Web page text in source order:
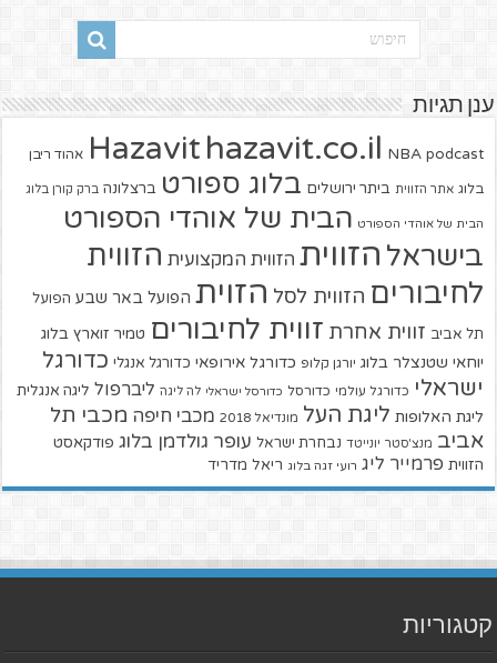
ענן תגיות
Hazavit hazavit.co.il NBA podcast אהוד ריבן
בלוג אתר הזווית ביתר ירושלים בלוג ספורט ברצלונה ברק קורן בלוג
הבית של אוהדי הספורט הבית של אוהדי הספורט
בישראל הזווית הזווית המקצועית הזווית
לחיבורים הזווית לסל הזוית הפועל באר שבע הפועל
תל אביב זווית אחרת זווית לחיבורים טמיר זוארץ בלוג
יוחאי שטנצלר בלוג יורגן קלופ כדורגל אירופאי כדורגל אנגלי כדורגל
ישראלי כדורגל עולמי כדורסל כדורסל ישראלי לה ליגה ליברפול ליגה אנגלית
ליגת האלופות ליגת העל מונדיאל 2018 מכבי חיפה מכבי תל
אביב מנצ'סטר יונייטד נבחרת ישראל עופר גולדמן בלוג פודקאסט
הזווית פרמייר ליג רועי זגה בלוג ריאל מדריד
קטגוריות